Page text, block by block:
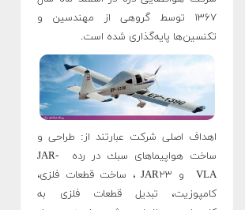
۱۳۶۷ توسط گروهی از مهندسين و
تكنسين‌ها پايه‌گذاری شده است.
اهداف اصلی شركت عبارتند از: طراحی و
ساخت هواپيماهای سبك در رده JAR-
VLA و JAR۲۳ ، ساخت قطعات فلزی،
كامپوزيت، تبديل قطعات فلزی به